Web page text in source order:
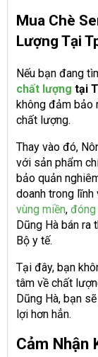
Mua Chè
Lượng Tại
Nếu bạn đang
chất lượng tại
không đảm bảo
chất lượng.
Thay vào đó,
với sản phẩm
bảo quản
doanh trong lĩnh
vùng miền, đóng
Dũng Hà bán
Bộ y tế.
Tại đây, bạn
tâm về chất
Dũng Hà, bạn
lợi hơn hẳn.
Cảm Nhận